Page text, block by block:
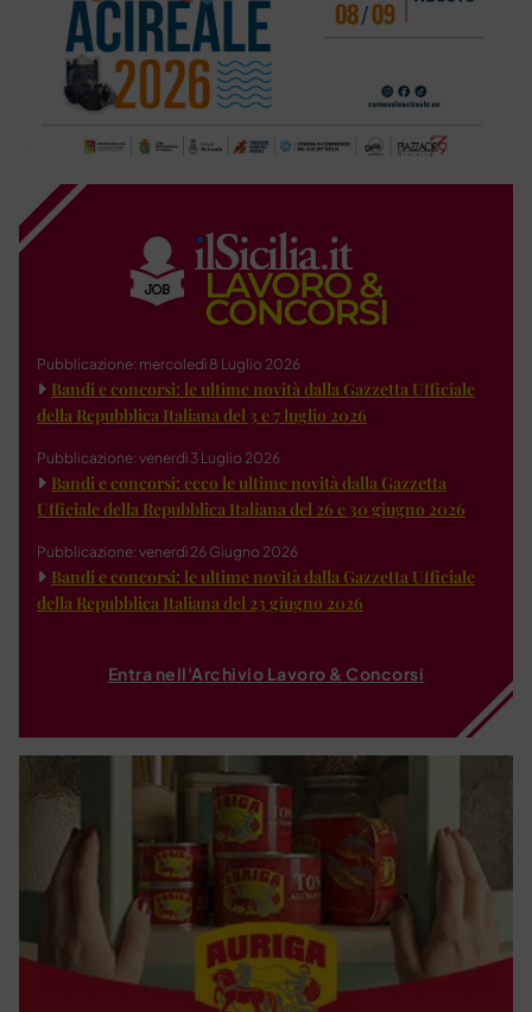
Pubblicazione: mercoledì 8 Luglio 2026
Bandi e concorsi: le ultime novità dalla Gazzetta Ufficiale
della Repubblica Italiana del 3 e 7 luglio 2026
Pubblicazione: venerdì 3 Luglio 2026
Bandi e concorsi: ecco le ultime novità dalla Gazzetta
Ufficiale della Repubblica Italiana del 26 e 30 giugno 2026
Pubblicazione: venerdì 26 Giugno 2026
Bandi e concorsi: le ultime novità dalla Gazzetta Ufficiale
della Repubblica Italiana del 23 giugno 2026
Entra nell'Archivio Lavoro & Concorsi